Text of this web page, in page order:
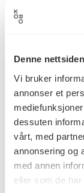
Denne
Vi bruker
annonser et
dessuten
vårt, med
annonsering og
med annen
eller som de
Prosjekt:
Postboks 6994
St. Olavs plass